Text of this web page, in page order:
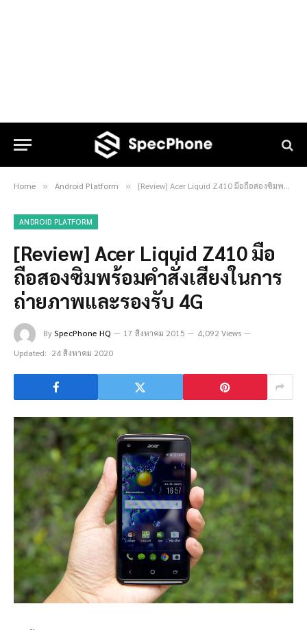
Home » Android Platform » [Review] Acer Liquid Z410 มือถือสองซิมพร้อมคำสั่งเสียงในการถ่ายภาพและรองรับ 4G
ANDROID PLATFORM
[Review] Acer Liquid Z410 มือ
ถือสองซิมพร้อมคำสั่งเสียงในการ
ถ่ายภาพและรองรับ 4G
BySpecPhone HQ 17 สิงหาคม 2015
4,092 Views
Updated: 24 สิงหาคม 2020